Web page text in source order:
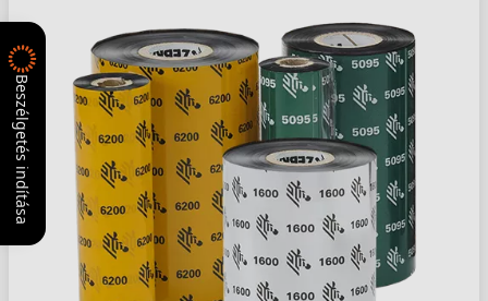
Beszélgetés indítása